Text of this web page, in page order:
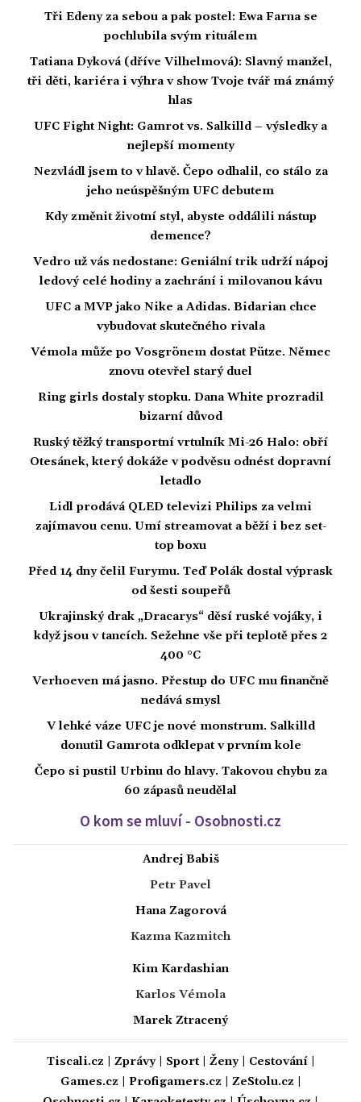
Tři Edeny za sebou a pak postel: Ewa Farna se
pochlubila svým rituálem
Tatiana Dyková (dříve Vilhelmová): Slavný manžel,
tři děti, kariéra i výhra v show Tvoje tvář má známý
hlas
UFC Fight Night: Gamrot vs. Salkilld – výsledky a
nejlepší momenty
Nezvládl jsem to v hlavě. Čepo odhalil, co stálo za
jeho neúspěšným UFC debutem
Kdy změnit životní styl, abyste oddálili nástup
demence?
Vedro už vás nedostane: Geniální trik udrží nápoj
ledový celé hodiny a zachrání i milovanou kávu
UFC a MVP jako Nike a Adidas. Bidarian chce
vybudovat skutečného rivala
Vémola může po Vosgrönem dostat Pütze. Němec
znovu otevřel starý duel
Ring girls dostaly stopku. Dana White prozradil
bizarní důvod
Ruský těžký transportní vrtulník Mi-26 Halo: obří
Otesánek, který dokáže v podvěsu odnést dopravní
letadlo
Lidl prodává QLED televizi Philips za velmi
zajímavou cenu. Umí streamovat a běží i bez set-
top boxu
Před 14 dny čelil Furymu. Teď Polák dostal výprask
od šesti soupeřů
Ukrajinský drak „Dracarys“ děsí ruské vojáky, i
když jsou v tancích. Sežehne vše při teplotě přes 2
400 °C
Verhoeven má jasno. Přestup do UFC mu finančně
nedává smysl
V lehké váze UFC je nové monstrum. Salkilld
donutil Gamrota odklepat v prvním kole
Čepo si pustil Urbinu do hlavy. Takovou chybu za
60 zápasů neudělal
O kom se mluví - Osobnosti.cz
Andrej Babiš
Petr Pavel
Hana Zagorová
Kazma Kazmitch
Kim Kardashian
Karlos Vémola
Marek Ztracený
Tiscali.cz Zprávy| Sport| Ženy| Cestování|
Games.cz
Profigamers.cz ZeStolu.cz